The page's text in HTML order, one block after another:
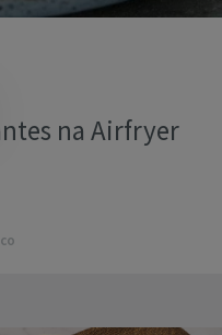
na Airfryer